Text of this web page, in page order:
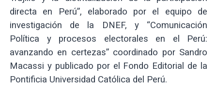
directa en Perú”, elaborado por el equipo de
investigación de la DNEF, y “Comunicación
Política y procesos electorales en el Perú:
avanzando en certezas” coordinado por Sandro
Macassi y publicado por el Fondo Editorial de la
Pontificia Universidad Católica del Perú.